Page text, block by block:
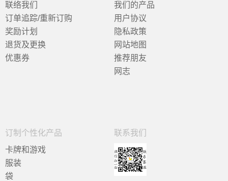
联络我们
订单追踪/重新订购
奖励计划
退货及更换
优惠券
我们的产品
用户协议
隐私政策
网站地图
推荐朋友
网志
订制个性化产品
卡牌和游戏
服装
袋
联系我们